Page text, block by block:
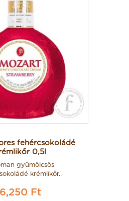
fehércsokoládé
0,5l
gyümölcsös
krémlikőr..
6,250 Ft